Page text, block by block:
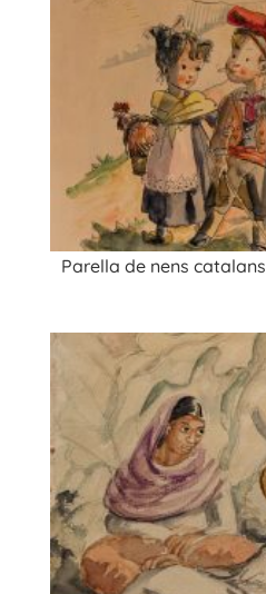
Parella de nens catalans